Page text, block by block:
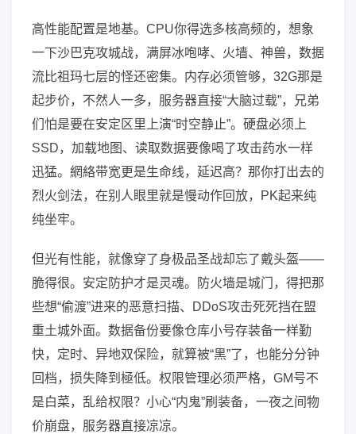
高性能配置是地基。CPU你得选多核高频的，想象
一下沙巴克攻城战，满屏冰咆哮、火墙、神兽，数据
流比祖玛七层的怪还密集。内存必须管够，32G那是
起步价，不然人一多，服务器直接“大脑过载”，兄弟
们怕是要在安定区里上演“时空静止”。硬盘必须上
SSD，加载地图、读取数据要像喝了攻击药水一样
迅猛。網絡带宽更是生命线，延迟高？那你打出去的
烈火剑法，在别人眼里就是慢动作回放，PK起来纯
纯坐牢。
但光有性能，就像穿了身极品圣战却忘了戴头盔——
脆得很。安定防护才是灵魂。防火墙是城门，得把那
些想“偷渡”进来的恶意扫描、DDoS攻击死死挡在盟
重土城外面。数据备份要像仓库小号存装备一样勤
快，定时、异地双保险，就算被“黑”了，也能分分钟
回档，损失降到極低。权限管理必须严格，GM号不
是白菜，乱给权限？小心“内鬼”刷装备，一夜之间物
价崩盘，服务器直接凉凉。